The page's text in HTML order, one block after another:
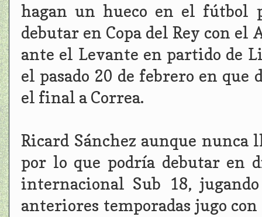
hagan un hueco en el fútbol
debutar en Copa del Rey con
ante el Levante en partido de
el pasado 20 de febrero en
el final a Correa.
Ricard Sánchez aunque nunca
por lo que podría debutar en
internacional Sub 18,
anteriores temporadas jugo